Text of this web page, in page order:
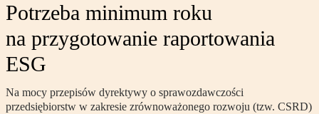
Potrzeba minimum roku
na przygotowanie raportowania
ESG
Na mocy przepisów dyrektywy o sprawozdawczości
przedsiębiorstw w zakresie zrównoważonego rozwoju (tzw. CSRD)